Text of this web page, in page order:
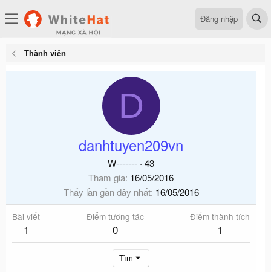
Đăng nhập
Thành viên
D
danhtuyen209vn
W------- · 43
Tham gia 16/05/2016
Thấy lần gần đây nhất 16/05/2016
Bài viết
1
Điểm tương tác
0
Điểm thành tích
1
Tìm